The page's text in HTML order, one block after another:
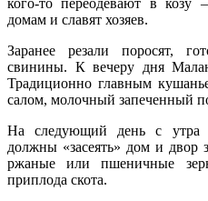
домам и славят хозяев.
Заранее резали поросят,
свинины. К вечеру дня
Традиционно главным
салом, молочный запеченный
На следующий день с
должны «засеять» дом и двор
ржаные или пшеничные
приплода скота.